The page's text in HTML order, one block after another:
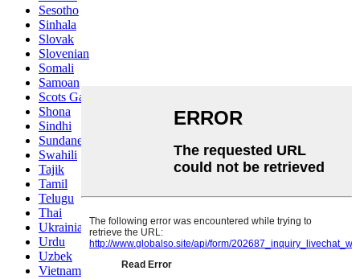
Sesotho
Sinhala
Slovak
Slovenian
Somali
Samoan
Scots Gaelic
Shona
Sindhi
Sundanese
Swahili
Tajik
Tamil
Telugu
Thai
Ukrainian
Urdu
Uzbek
Vietnamese